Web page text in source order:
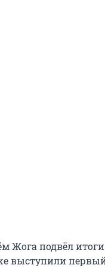
Жога подвёл
выступили